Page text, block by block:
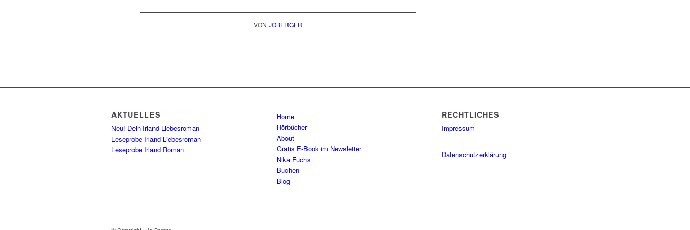
VON JOBERGER
AKTUELLES
Neu! Dein Irland Liebesroman
Leseprobe Irland Liebesroman
Leseprobe Irland Roman
Home
Hörbücher
About
Gratis E-Book im Newsletter
Nika Fuchs
Buchen
Blog
RECHTLICHES
Impressum
Datenschutzerklärung